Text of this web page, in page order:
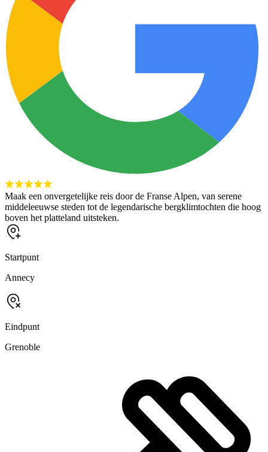
Maak een onvergetelijke reis door de Franse Alpen, van serene
middeleeuwse steden tot de legendarische bergklimtochten die hoog
boven het platteland uitsteken.
Startpunt
Annecy
Eindpunt
Grenoble